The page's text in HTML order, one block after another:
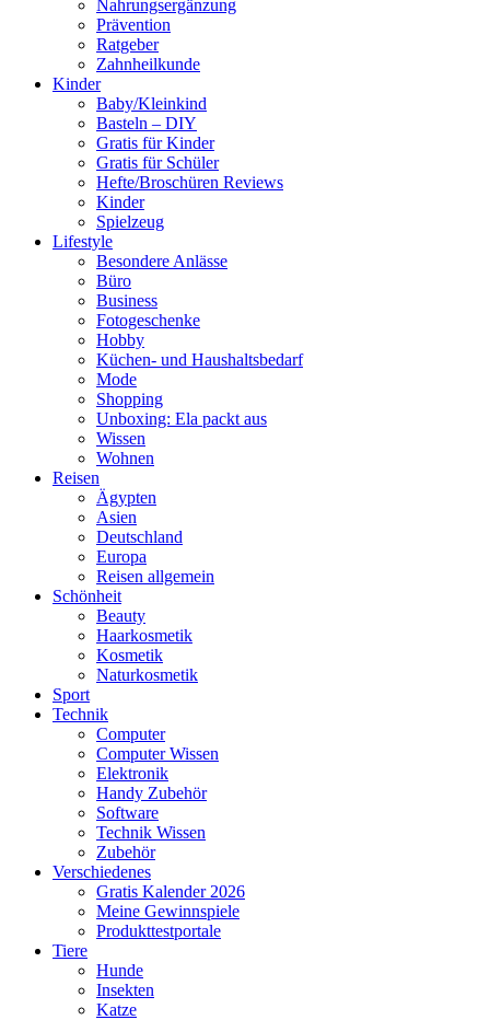
Nahrungsergänzung
Prävention
Ratgeber
Zahnheilkunde
Kinder
Baby/Kleinkind
Basteln – DIY
Gratis für Kinder
Gratis für Schüler
Hefte/Broschüren Reviews
Kinder
Spielzeug
Lifestyle
Besondere Anlässe
Büro
Business
Fotogeschenke
Hobby
Küchen- und Haushaltsbedarf
Mode
Shopping
Unboxing: Ela packt aus
Wissen
Wohnen
Reisen
Ägypten
Asien
Deutschland
Europa
Reisen allgemein
Schönheit
Beauty
Haarkosmetik
Kosmetik
Naturkosmetik
Sport
Technik
Computer
Computer Wissen
Elektronik
Handy Zubehör
Software
Technik Wissen
Zubehör
Verschiedenes
Gratis Kalender 2026
Meine Gewinnspiele
Produkttestportale
Tiere
Hunde
Insekten
Katze